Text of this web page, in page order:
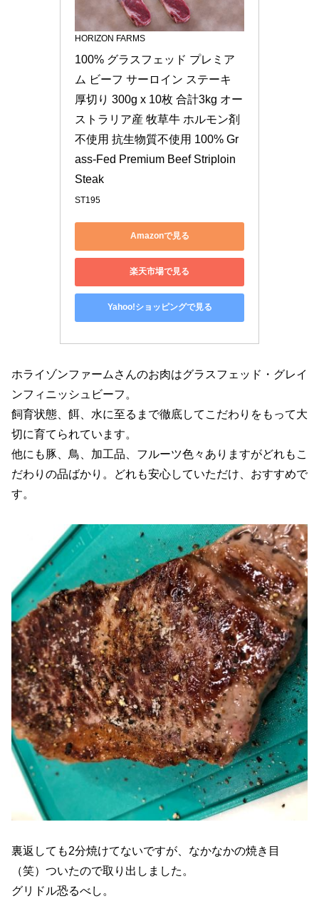
HORIZON FARMS
100% グラスフェッド プレミア
ム ビーフ サーロイン ステーキ
厚切り 300g x 10枚 合計3kg オー
ストラリア産 牧草牛 ホルモン剤
不使用 抗生物質不使用 100% Gr
ass-Fed Premium Beef Striploin
Steak
ST195
Amazonで見る
楽天市場で見る
Yahoo!ショッピングで見る
ホライゾンファームさんのお肉はグラスフェッド・グレイ
ンフィニッシュビーフ。
飼育状態、餌、水に至るまで徹底してこだわりをもって大
切に育てられています。
他にも豚、鳥、加工品、フルーツ色々ありますがどれもこ
だわりの品ばかり。どれも安心していただけ、おすすめで
す。
裏返しても2分焼けてないですが、なかなかの焼き目
（笑）ついたので取り出しました。
グリドル恐るべし。